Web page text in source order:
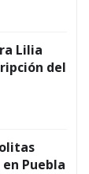
Lilia
del
Puebla